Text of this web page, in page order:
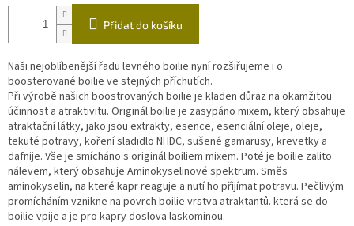
Přidat do košíku
Naši nejoblíbenější řadu levného boilie nyní rozšiřujeme i o
boosterované boilie ve stejných příchutích.
Při výrobě našich boostrovaných boilie je kladen důraz na okamžitou
účinnost a atraktivitu. Originál boilie je zasypáno mixem, který obsahuje
atraktační látky, jako jsou extrakty, esence, esenciální oleje, oleje,
tekuté potravy, koření sladidlo NHDC, sušené gamarusy, krevetky a
dafnije. Vše je smícháno s originál boiliem mixem. Poté je boilie zalito
nálevem, který obsahuje Aminokyselinové spektrum. Směs
aminokyselin, na které kapr reaguje a nutí ho přijímat potravu. Pečlivým
promícháním vznikne na povrch boilie vrstva atraktantů. která se do
boilie vpije a je pro kapry doslova laskominou.